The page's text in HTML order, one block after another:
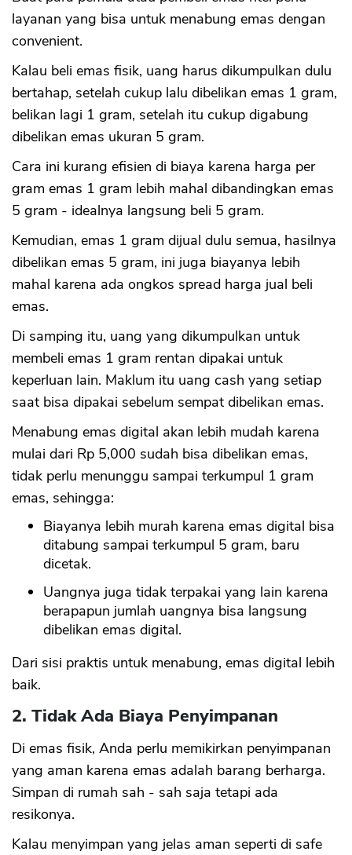
layanan yang bisa untuk menabung emas dengan
convenient.
Kalau beli emas fisik, uang harus dikumpulkan dulu
bertahap, setelah cukup lalu dibelikan emas 1 gram,
belikan lagi 1 gram, setelah itu cukup digabung
dibelikan emas ukuran 5 gram.
Cara ini kurang efisien di biaya karena harga per
gram emas 1 gram lebih mahal dibandingkan emas
5 gram - idealnya langsung beli 5 gram.
Kemudian, emas 1 gram dijual dulu semua, hasilnya
dibelikan emas 5 gram, ini juga biayanya lebih
mahal karena ada ongkos spread harga jual beli
emas.
Di samping itu, uang yang dikumpulkan untuk
membeli emas 1 gram rentan dipakai untuk
keperluan lain. Maklum itu uang cash yang setiap
saat bisa dipakai sebelum sempat dibelikan emas.
Menabung emas digital akan lebih mudah karena
mulai dari Rp 5,000 sudah bisa dibelikan emas,
tidak perlu menunggu sampai terkumpul 1 gram
emas, sehingga:
Biayanya lebih murah karena emas digital bisa
ditabung sampai terkumpul 5 gram, baru
dicetak.
Uangnya juga tidak terpakai yang lain karena
berapapun jumlah uangnya bisa langsung
dibelikan emas digital.
Dari sisi praktis untuk menabung, emas digital lebih
baik.
2. Tidak Ada Biaya Penyimpanan
Di emas fisik, Anda perlu memikirkan penyimpanan
yang aman karena emas adalah barang berharga.
Simpan di rumah sah - sah saja tetapi ada
resikonya.
Kalau menyimpan yang jelas aman seperti di safe